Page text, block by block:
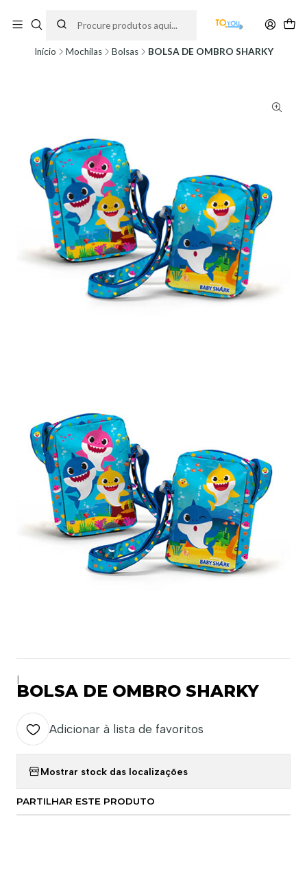
partir do dia 11 de Agosto, às 10H.
Início Mochilas Bolsas BOLSA DE OMBRO SHARKY
BOLSA DE OMBRO SHARKY
Adicionar à lista de favoritos
Mostrar stock das localizações
PARTILHAR ESTE PRODUTO